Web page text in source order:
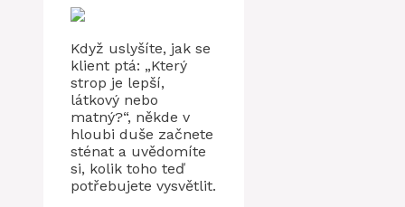
Když uslyšíte, jak se
klient ptá: „Který
strop je lepší,
látkový nebo
matný?“, někde v
hloubi duše začnete
sténat a uvědomíte
si, kolik toho teď
potřebujete vysvětlit.